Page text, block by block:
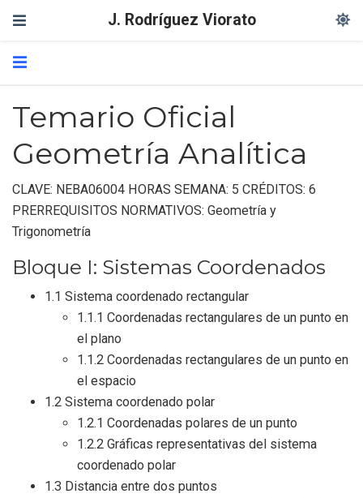
J. Rodríguez Viorato
Temario Oficial
Geometría Analítica
CLAVE: NEBA06004 HORAS SEMANA: 5 CRÉDITOS: 6
PRERREQUISITOS NORMATIVOS: Geometría y
Trigonometría
Bloque I: Sistemas Coordenados
1.1 Sistema coordenado rectangular
1.1.1 Coordenadas rectangulares de un punto en
el plano
1.1.2 Coordenadas rectangulares de un punto en
el espacio
1.2 Sistema coordenado polar
1.2.1 Coordenadas polares de un punto
1.2.2 Gráficas representativas del sistema
coordenado polar
1.3 Distancia entre dos puntos